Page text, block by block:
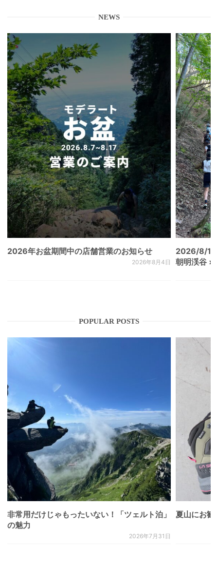
NEWS
2026年お盆期間中の店舗営業のお知らせ
2026年8月4日
2026/8/
朝明渓谷 ×
POPULAR POSTS
非常用だけじゃもったいない！「ツェルト泊」
の魅力
2026年7月31日
夏山にお